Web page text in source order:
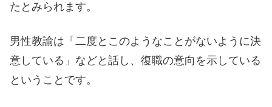
たとみられます。
男性教諭は「二度とこのようなことがないように決
意している」などと話し、復職の意向を示している
ということです。